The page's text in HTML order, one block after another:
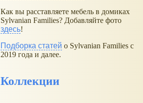
Как вы расставляете мебель в домиках
Sylvanian Families? Добавляйте фото
здесь!
Подборка статей о Sylvanian Families с
2019 года и далее.
Коллекции